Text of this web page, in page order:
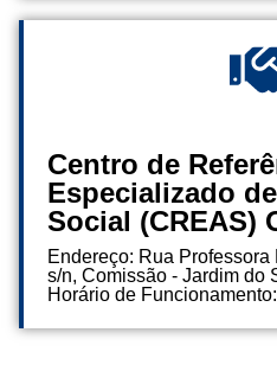
Centro de
Especializado
Social (CREAS)
Endereço: Rua
s/n, Comissão - Jardim do
Horário de